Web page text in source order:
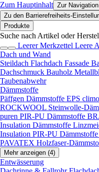
Zum Hauptinhalt Zur Navigation
Zu den Barrierefreiheits-
Produkte
Suche nach Artikel oder
Leerer Merkzettel Leere
Dach und Wand
Steildach Flachdach Fassade
Dachschmuck Bauholz
Taubenabwehr
Dämmstoffe
Päffgen Dämmstoffe EPS
ROCKWOOL Steinwolle-
puren PIR-PU Dämmstoffe
Insulation Dämmstoffe
Insulation PIR-PU Dämmstoffe
PAVATEX Holzfaser-
Mehr anzeigen (4)
Entwässerung